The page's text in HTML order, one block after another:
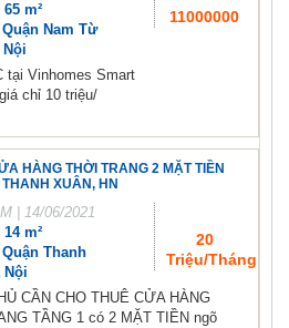
65 m²
Quận Nam Từ
Nội
11000000
tại Vinhomes Smart
chỉ 10 triệu/
HÀNG THỜI TRANG 2 MẶT TIỀN
XUÂN, HN
| 14/06/2021
14 m²
Quận Thanh
Nội
20
Triệu/Tháng
CẦN CHO THUÊ CỬA HÀNG
TẦNG 1 có 2 MẶT TIỀN ngõ